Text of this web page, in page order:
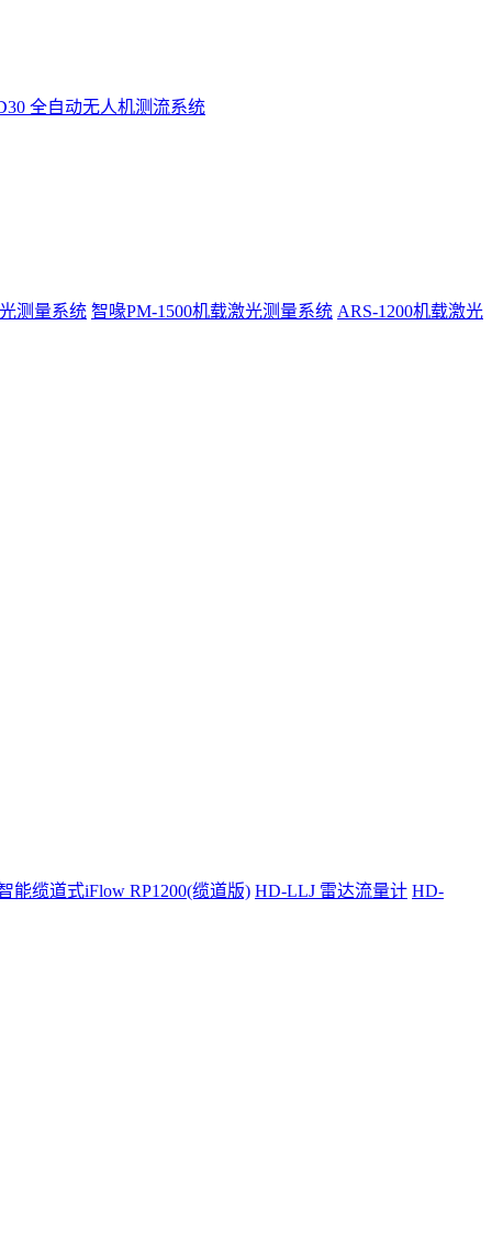
全自动无人机测流系统
测量系统 智喙PM-1500机载激光测量系统 ARS-1200机载激光
能缆道式iFlow RP1200(缆道版) HD-LLJ 雷达流量计 HD-